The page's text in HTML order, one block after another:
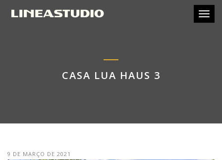
CASA LUA HAUS 3
9 DE MARÇO DE 2021